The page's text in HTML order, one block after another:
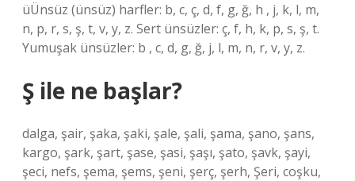
üÜnsüz (ünsüz) harfler: b, c, ç, d, f, g, ğ, h , j, k, l, m,
n, p, r, s, ş, t, v, y, z. Sert ünsüzler: ç, f, h, k, p, s, ş, t.
Yumuşak ünsüzler: b , c, d, g, ğ, j, l, m, n, r, v, y, z.
Ş ile ne başlar?
dalga, şair, şaka, şaki, şale, şali, şama, şano, şans,
kargo, şark, şart, şase, şasi, şaşı, şato, şavk, şayi,
şeci, nefs, şema, şems, şeni, şerç, şerh, Şeri, coşku,